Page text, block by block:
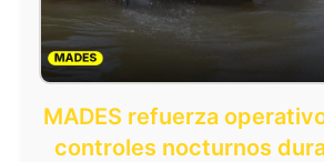
MADES refuerza
controles nocturnos